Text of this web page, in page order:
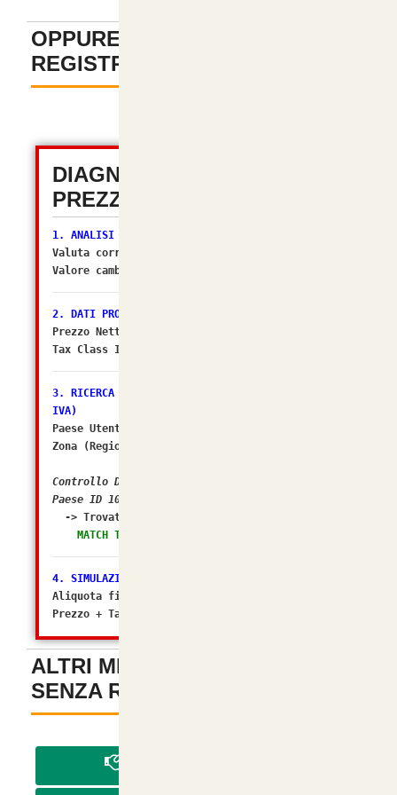
OPPURE PAGA SENZA
REGISTRAZIONE
DIAGNOSTICA TOTALE
PREZZI (OSC 2.2)
1. ANALISI VALUTA
Valuta corrente:
Valore cambio (Multiplier):
2. DATI PRODOTTO
Prezzo Netto DB: 86.3636
Tax Class ID: 1
3. RICERCA ZONA FISCALE (Il sospettato per NO
IVA)
Paese Utente/Store ID: 105
Zona (Regione) ID: 238
Controllo DB: In quali Zone Fiscali rientra il
Paese ID 105?
-> Trovato in Geo Zone ID:
MATCH TROVATO! Tasso configurato: 10.0000%
4. SIMULAZIONE FINALE
Aliquota finale calcolata da osC: 10%
Prezzo + Tasse (Matematico): 94.99996
ALTRI METODI DI PAGAMENTO
SENZA REGISTRAZIONE